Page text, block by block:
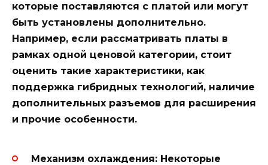
которые поставляются с платой или могут
быть установлены дополнительно.
Например, если рассматривать платы в
рамках одной ценовой категории, стоит
оценить такие характеристики, как
поддержка гибридных технологий, наличие
дополнительных разъемов для расширения
и прочие особенности.
Механизм охлаждения: Некоторые